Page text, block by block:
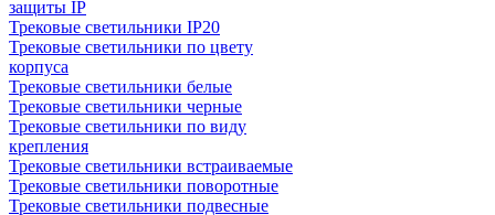
защиты IP
Трековые светильники IP20
Трековые светильники по цвету
корпуса
Трековые светильники белые
Трековые светильники черные
Трековые светильники по виду
крепления
Трековые светильники встраиваемые
Трековые светильники поворотные
Трековые светильники подвесные